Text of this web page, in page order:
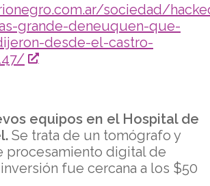
sociedad/
grande-deneuquen-que-
desde-el-castro-
equipos en el Hospital de
Se trata de un tomógrafo y
procesamiento digital de
fue cercana a los $50